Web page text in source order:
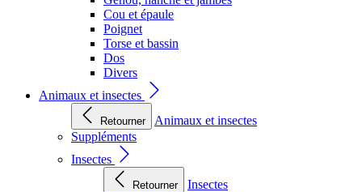
Cou et épaule
Poignet
Torse et bassin
Dos
Divers
Animaux et insectes
Retourner
Animaux et insectes
Suppléments
Insectes
Retourner
Insectes